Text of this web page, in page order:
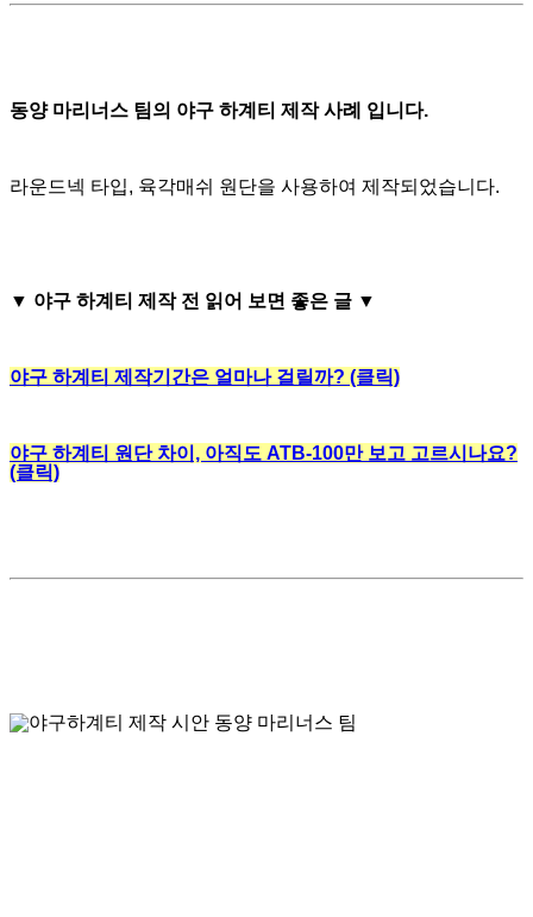
동양 마리너스 팀의 야구 하계티 제작 사례 입니다.
라운드넥 타입, 육각매쉬 원단을 사용하여 제작되었습니다.
▼ 야구 하계티 제작 전 읽어 보면 좋은 글 ▼
야구 하계티 제작기간은 얼마나 걸릴까? (클릭)
야구 하계티 원단 차이, 아직도 ATB-100만 보고 고르시나요?
(클릭)